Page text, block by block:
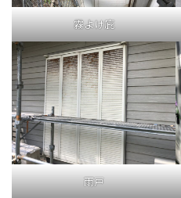
霧よけ庇
雨戸